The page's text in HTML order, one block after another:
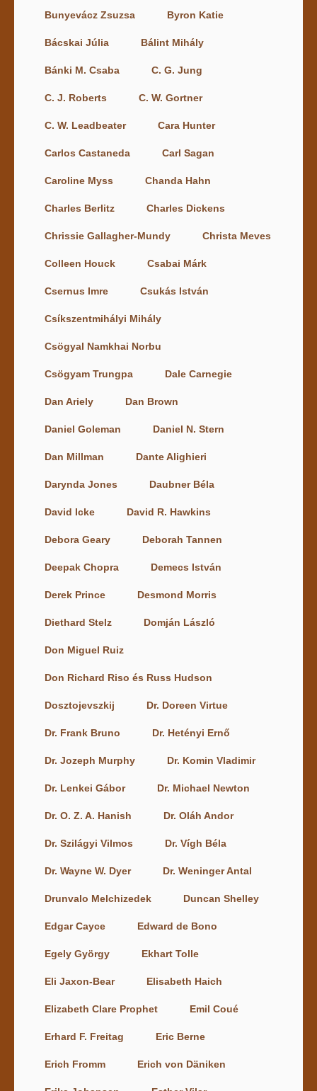
Bunyevácz Zsuzsa Byron Katie
Bácskai Júlia Bálint Mihály
Bánki M. Csaba C. G. Jung
C. J. Roberts C. W. Gortner
C. W. Leadbeater Cara Hunter
Carlos Castaneda Carl Sagan
Caroline Myss Chanda Hahn
Charles Berlitz Charles Dickens
Chrissie Gallagher-Mundy Christa Meves
Colleen Houck Csabai Márk
Csernus Imre Csukás István
Csíkszentmihályi Mihály
Csögyal Namkhai Norbu
Csögyam Trungpa Dale Carnegie
Dan Ariely Dan Brown
Daniel Goleman Daniel N. Stern
Dan Millman Dante Alighieri
Darynda Jones Daubner Béla
David Icke David R. Hawkins
Debora Geary Deborah Tannen
Deepak Chopra Demecs István
Derek Prince Desmond Morris
Diethard Stelz Domján László
Don Miguel Ruiz
Don Richard Riso és Russ Hudson
Dosztojevszkij Dr. Doreen Virtue
Dr. Frank Bruno Dr. Hetényi Ernő
Dr. Jozeph Murphy Dr. Komin Vladimir
Dr. Lenkei Gábor Dr. Michael Newton
Dr. O. Z. A. Hanish Dr. Oláh Andor
Dr. Szilágyi Vilmos Dr. Vígh Béla
Dr. Wayne W. Dyer Dr. Weninger Antal
Drunvalo Melchizedek Duncan Shelley
Edgar Cayce Edward de Bono
Egely György Ekhart Tolle
Eli Jaxon-Bear Elisabeth Haich
Elizabeth Clare Prophet Emil Coué
Erhard F. Freitag Eric Berne
Erich Fromm Erich von Däniken